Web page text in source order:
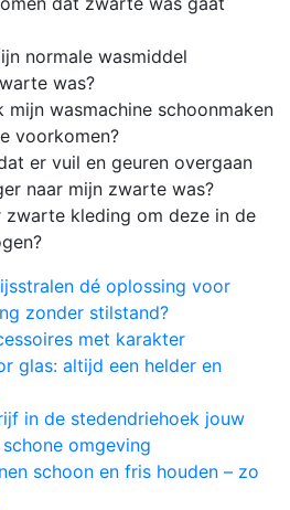
normale wasmiddel
was?
mijn wasmachine schoonmaken
voorkomen?
er vuil en geuren overgaan
naar mijn zwarte was?
zwarte kleding om deze in de
dé oplossing voor
zonder stilstand?
met karakter
glas: altijd een helder en
in de stedendriehoek jouw
omgeving
schoon en fris houden – zo